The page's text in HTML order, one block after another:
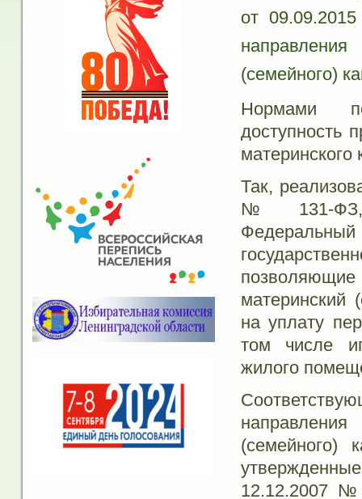
от
(семейного)
Нормами
доступность
материнского
Так,
№ 131-ФЗ,
материнский
на уплату
том числе
жилого
(семейного)
12.12.2007 №